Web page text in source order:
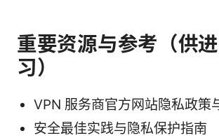
重要资源与参考（供
习）
VPN 服务商官方网站隐私政策
安全最佳实践与隐私保护指南